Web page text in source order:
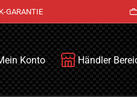
GARANTIE
Konto Händler